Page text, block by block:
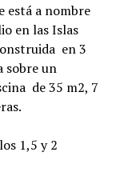
está a nombre
en las Islas
en 3
sobre un
de 35 m2, 7
1,5 y 2